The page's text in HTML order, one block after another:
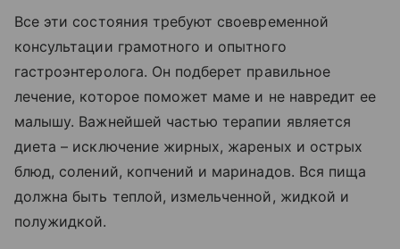
Все эти состояния требуют своевременной
консультации грамотного и опытного
гастроэнтеролога. Он подберет правильное
лечение, которое поможет маме и не навредит ее
малышу. Важнейшей частью терапии является
диета – исключение жирных, жареных и острых
блюд, солений, копчений и маринадов. Вся пища
должна быть теплой, измельченной, жидкой и
полужидкой.